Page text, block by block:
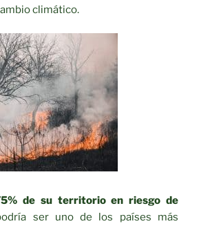
climático.
de su territorio en riesgo de
ser uno de los países más